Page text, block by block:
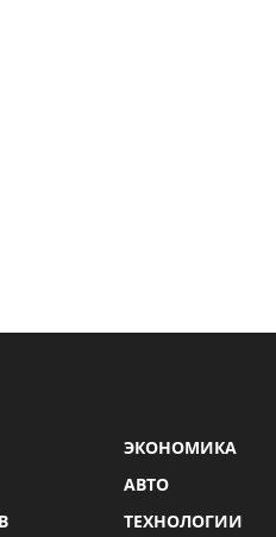
ЭКОНОМИКА
АВТО
ТЕХНОЛОГИИ